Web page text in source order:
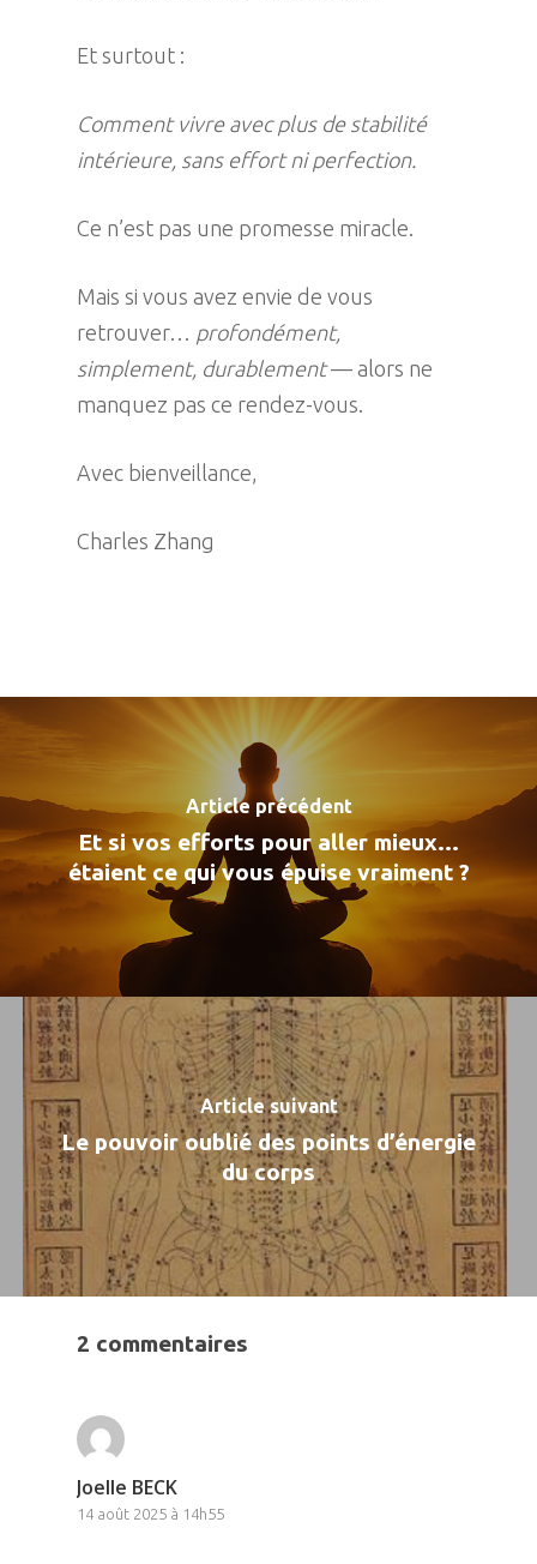
Et surtout :
Comment vivre avec plus de stabilité
intérieure, sans effort ni perfection.
Ce n’est pas une promesse miracle.
Mais si vous avez envie de vous
retrouver… profondément,
simplement, durablement— alors ne
manquez pas ce rendez-vous.
Avec bienveillance,
Charles Zhang
Article précédent
Et si vos efforts pour aller mieux…
étaient ce qui vous épuise vraiment ?
Article suivant
Le pouvoir oublié des points d’énergie
du corps
2 commentaires
Joelle BECK
14 août 2025 à 14h55